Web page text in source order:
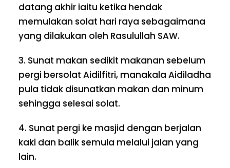
datang akhir iaitu ketika hendak
memulakan solat hari raya sebagaimana
yang dilakukan oleh Rasulullah SAW.
3. Sunat makan sedikit makanan sebelum
pergi bersolat Aidilfitri, manakala Aidiladha
pula tidak disunatkan makan dan minum
sehingga selesai solat.
4. Sunat pergi ke masjid dengan berjalan
kaki dan balik semula melalui jalan yang
lain.